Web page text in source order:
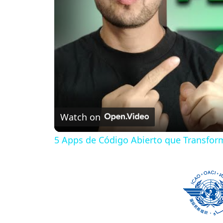
Watch on
5 Apps de Código Abierto que